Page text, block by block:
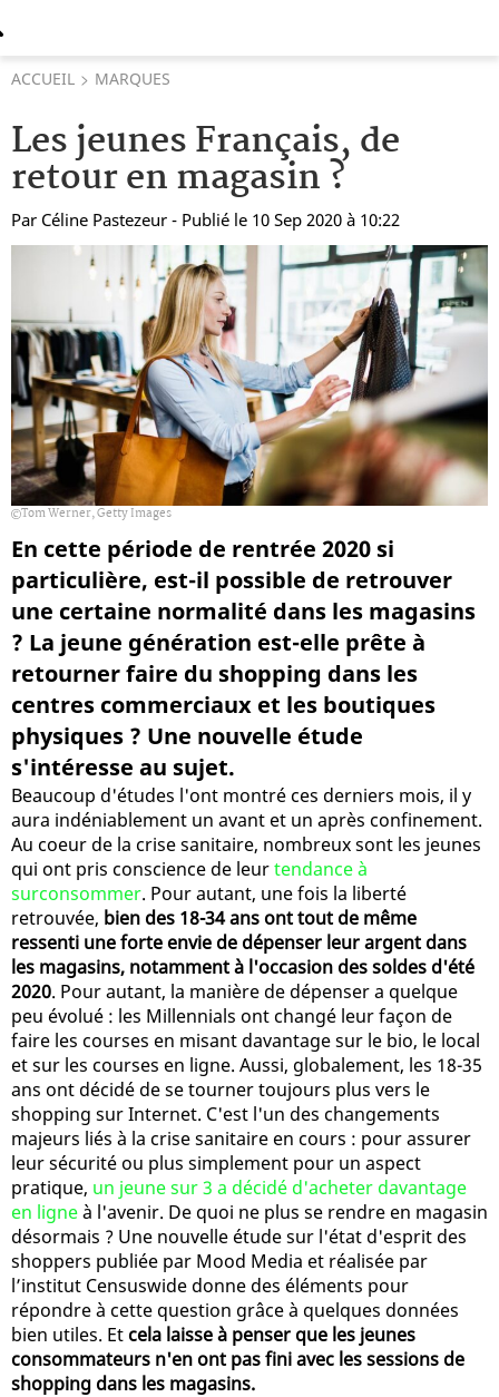
ACCUEIL MARQUES
Les jeunes Français, de
retour en magasin ?
Par Céline Pastezeur - Publié le 10 Sep 2020 à 10:22
Tom Werner, Getty Images
En cette période de rentrée 2020 si
particulière, est-il possible de retrouver
une certaine normalité dans les magasins
? La jeune génération est-elle prête à
retourner faire du shopping dans les
centres commerciaux et les boutiques
physiques ? Une nouvelle étude
s'intéresse au sujet.
Beaucoup d'études l'ont montré ces derniers mois, il y
aura indéniablement un avant et un après confinement.
Au coeur de la crise sanitaire, nombreux sont les jeunes
qui ont pris conscience de leurtendance à
surconsommer. Pour autant, une fois la liberté
retrouvée, bien des 18-34 ans ont tout de même
ressenti une forte envie de dépenser leur argent dans
les magasins, notamment à l'occasion des soldes d'été
2020. Pour autant, la manière de dépenser a quelque
peu évolué : les Millennials ont changé leur façon de
faire les courses en misant davantage sur le bio, le local
et sur les courses en ligne. Aussi, globalement, les 18-35
ans ont décidé de se tourner toujours plus vers le
shopping sur Internet. C'est l'un des changements
majeurs liés à la crise sanitaire en cours : pour assurer
leur sécurité ou plus simplement pour un aspect
pratique, un jeune sur 3 a décidé d'acheter davantage
en ligneà l'avenir. De quoi ne plus se rendre en magasin
désormais ? Une nouvelle étude sur l'état d'esprit des
shoppers publiée par Mood Media et réalisée par
l’institut Censuswide donne des éléments pour
répondre à cette question grâce à quelques données
bien utiles. Et cela laisse à penser que les jeunes
consommateurs n'en ont pas fini avec les sessions de
shopping dans les magasins.